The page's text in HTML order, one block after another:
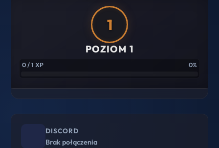
1
POZIOM 1
0 / 1 XP 0%
DISCORD
Brak połączenia